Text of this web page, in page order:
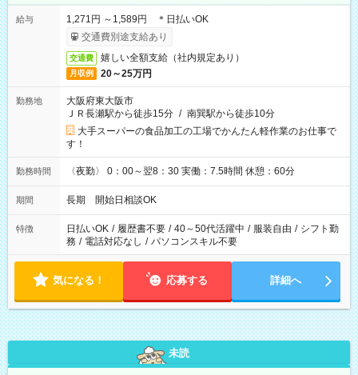
給与
1,271円 ～1,589円 ＊日払いOK
交通費別途支給あり
交通費 嬉しい全額支給（社内規定あり）
月収例 20～25万円
勤務地
大阪府東大阪市
ＪＲ長瀬駅から徒歩15分 / 南巽駅から徒歩10分
大手スーパーの食品加工の工場でかんたん軽作業のお仕事で
す！
勤務時間 〈夜勤〉 0：00～翌8：30 実働：7.5時間 休憩：60分
期間 長期 開始日相談OK
特徴 日払いOK / 履歴書不要 / 40～50代活躍中 / 服装自由 / シフト勤
務 / 電話対応なし / パソコンスキル不要
気になる！ 応募する 詳細へ
未読